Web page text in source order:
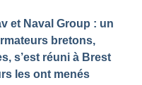
et Naval Group : un
bretons,
s’est réuni à Brest
les ont menés